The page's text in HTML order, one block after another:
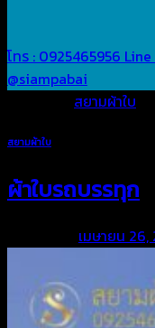
โทร : 0925465956 Line
@siampabai
สยามผ้าใบ
สยามผ้าใบ
ผ้าใบรถบรรทุก
เมษายน 26,